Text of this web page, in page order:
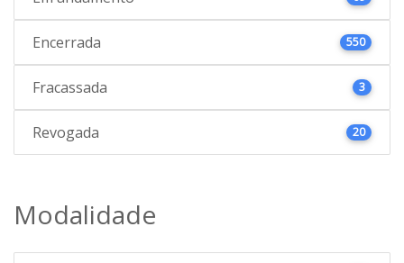
Encerrada 550
Fracassada 3
Revogada 20
Modalidade